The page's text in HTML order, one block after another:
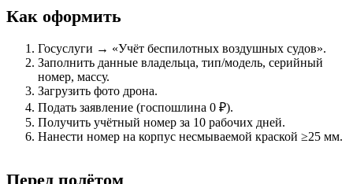
Как оформить
Госуслуги → «Учёт беспилотных воздушных судов».
Заполнить данные владельца, тип/модель, серийный
номер, массу.
Загрузить фото дрона.
Подать заявление (госпошлина 0 ₽).
Получить учётный номер за 10 рабочих дней.
Нанести номер на корпус несмываемой краской ≥25 мм.
Перед полётом